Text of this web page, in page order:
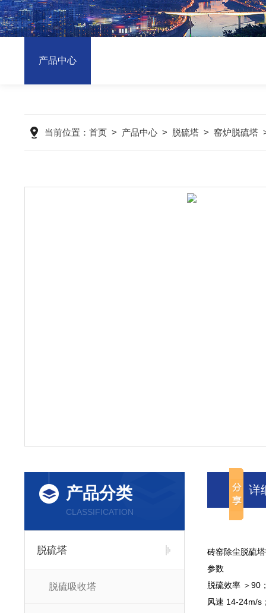
产品中心
当前位置： 首页> 产品中心> 脱硫塔> 窑炉脱硫塔
产品分类
CLASSIFICATION
脱硫塔
脱硫吸收塔
详
砖窑除尘脱硫
参数
脱硫效率 ＞90
风速 14-24m/s